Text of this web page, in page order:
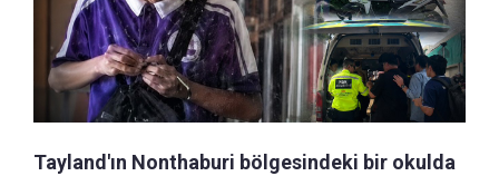
Tayland'ın Nonthaburi bölgesindeki bir okulda